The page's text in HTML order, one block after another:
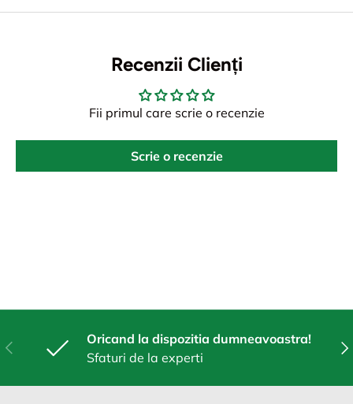
Recenzii Clienți
Fii primul care scrie o recenzie
Scrie o recenzie
Anterior
Oricand la dispozitia dumneavoastra!
Sfaturi de la experti